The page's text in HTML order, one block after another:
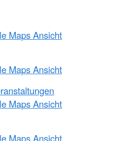
Maps Ansicht
Maps Ansicht
Maps Ansicht
Maps Ansicht